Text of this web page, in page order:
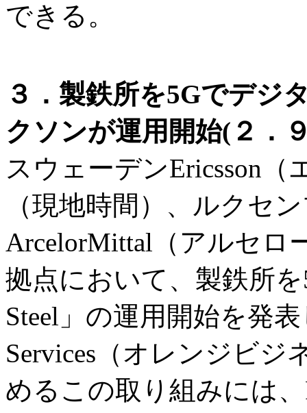
できる。
３．製鉄所を5Gでデジ
クソンが運用開始(２
スウェーデンEricsson（
（現地時間）、ルクセ
ArcelorMittal（アルセロ
拠点において、製鉄所
Steel」の運用開始を発表
Services（オレンジビ
めるこの取り組みには、